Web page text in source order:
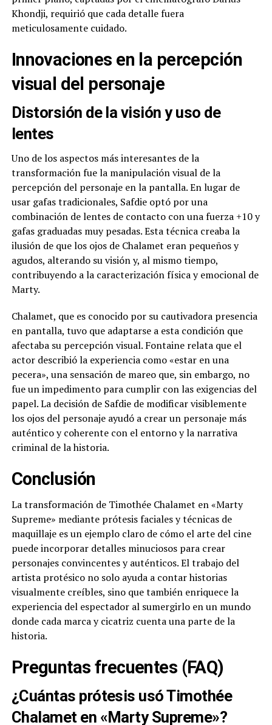
Khondji, requirió que cada detalle fuera
meticulosamente cuidado.
Innovaciones en la percepción
visual del personaje
Distorsión de la visión y uso de
lentes
Uno de los aspectos más interesantes de la
transformación fue la manipulación visual de la
percepción del personaje en la pantalla. En lugar de
usar gafas tradicionales, Safdie optó por una
combinación de lentes de contacto con una fuerza +10 y
gafas graduadas muy pesadas. Esta técnica creaba la
ilusión de que los ojos de Chalamet eran pequeños y
agudos, alterando su visión y, al mismo tiempo,
contribuyendo a la caracterización física y emocional de
Marty.
Chalamet, que es conocido por su cautivadora presencia
en pantalla, tuvo que adaptarse a esta condición que
afectaba su percepción visual. Fontaine relata que el
actor describió la experiencia como «estar en una
pecera», una sensación de mareo que, sin embargo, no
fue un impedimento para cumplir con las exigencias del
papel. La decisión de Safdie de modificar visiblemente
los ojos del personaje ayudó a crear un personaje más
auténtico y coherente con el entorno y la narrativa
criminal de la historia.
Conclusión
La transformación de Timothée Chalamet en «Marty
Supreme» mediante prótesis faciales y técnicas de
maquillaje es un ejemplo claro de cómo el arte del cine
puede incorporar detalles minuciosos para crear
personajes convincentes y auténticos. El trabajo del
artista protésico no solo ayuda a contar historias
visualmente creíbles, sino que también enriquece la
experiencia del espectador al sumergirlo en un mundo
donde cada marca y cicatriz cuenta una parte de la
historia.
Preguntas frecuentes (FAQ)
¿Cuántas prótesis usó Timothée
Chalamet en «Marty Supreme»?